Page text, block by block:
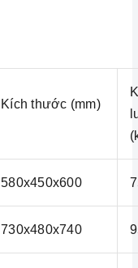
Kích thước (mm)
580x450x600
730x480x740